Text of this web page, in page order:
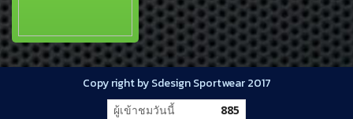
Copy right by Sdesign Sportwear 2017
ผู้เข้าชมวันนี้ 885